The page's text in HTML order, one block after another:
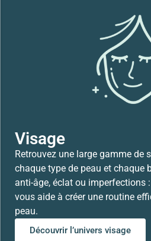
SVR XERIAL FISSURES ET CREVASSES
Visage
Retrouvez une large gamme de
chaque type de peau et chaque
anti-âge, éclat ou imperfections
vous aide à créer une routine
peau.
Découvrir l’univers visage